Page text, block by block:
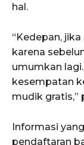
hal.
“Kedepan,
karena
umumkan
kesempatan
mudik gratis,”
Informasi
pendaftaran